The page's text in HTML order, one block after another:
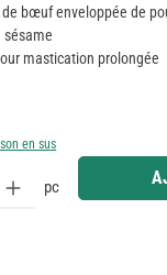
de bœuf enveloppée de
sésame
mastication prolongée
en sus
Entrez la quantité
pc